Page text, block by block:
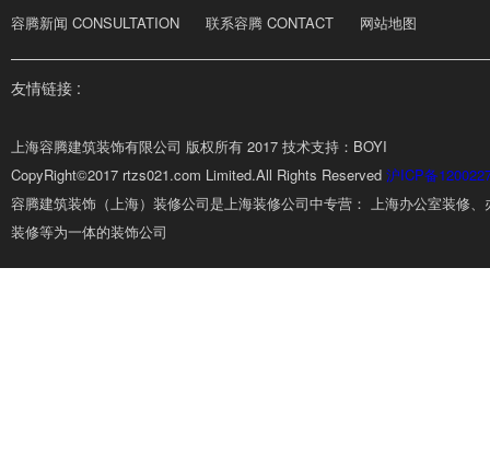
容腾新闻 CONSULTATION 联系容腾 CONTACT 网站地图
友情链接 :
上海容腾建筑装饰有限公司 版权所有 2017 技术支持：BOYI
CopyRight©2017 rtzs021.com Limited.All Rights Reserved 沪ICP备
容腾建筑装饰（上海）装修公司是上海装修公司中专营： 上海办公室装修
装修等为一体的装饰公司